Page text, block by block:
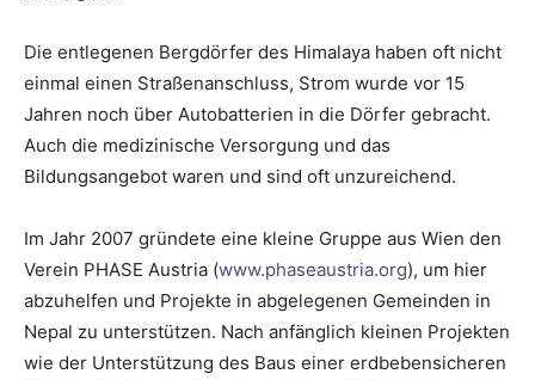
Die entlegenen Bergdörfer des Himalaya haben oft nicht
einmal einen Straßenanschluss, Strom wurde vor 15
Jahren noch über Autobatterien in die Dörfer gebracht.
Auch die medizinische Versorgung und das
Bildungsangebot waren und sind oft unzureichend.
Im Jahr 2007 gründete eine kleine Gruppe aus Wien den
Verein PHASE Austria (www.phaseaustria.org), um hier
abzuhelfen und Projekte in abgelegenen Gemeinden in
Nepal zu unterstützen. Nach anfänglich kleinen Projekten
wie der Unterstützung des Baus einer erdbebensicheren